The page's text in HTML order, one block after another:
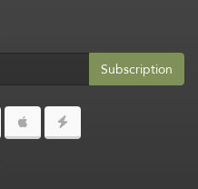
Subscription